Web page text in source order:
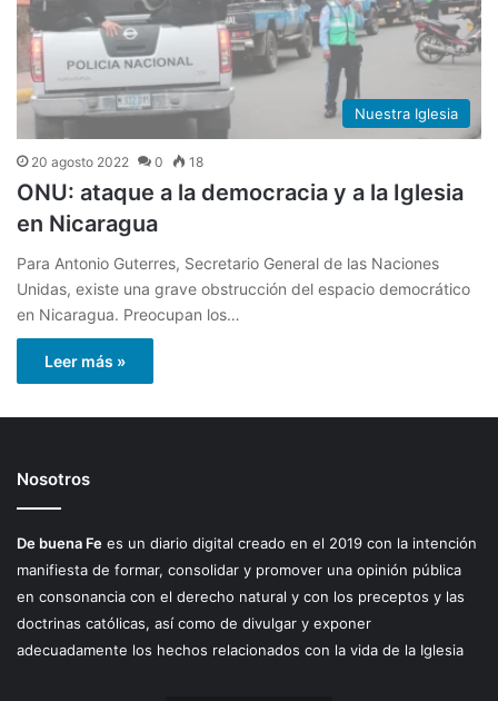
Nuestra Iglesia
20 agosto 2022 0 18
ONU: ataque a la democracia y a la Iglesia
en Nicaragua
Para Antonio Guterres, Secretario General de las Naciones
Unidas, existe una grave obstrucción del espacio democrático
en Nicaragua. Preocupan los…
Leer más »
Nosotros
De buena Fe es un diario digital creado en el 2019 con la intención
manifiesta de formar, consolidar y promover una opinión pública
en consonancia con el derecho natural y con los preceptos y las
doctrinas católicas, así como de divulgar y exponer
adecuadamente los hechos relacionados con la vida de la Iglesia